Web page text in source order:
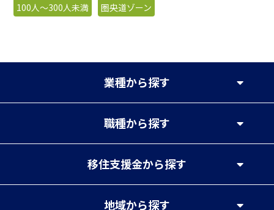
100人〜300人未満
圏央道ゾーン
業種から探す
職種から探す
移住支援金から探す
地域から探す